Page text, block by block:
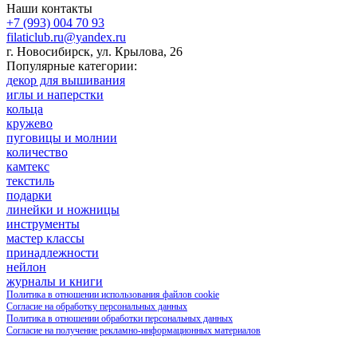
Наши контакты
+7 (993) 004 70 93
filaticlub.ru@yandex.ru
г. Новосибирск, ул. Крылова, 26
Популярные категории:
декор для вышивания
иглы и наперстки
кольца
кружево
пуговицы и молнии
количество
камтекс
текстиль
подарки
линейки и ножницы
инструменты
мастер классы
принадлежности
нейлон
журналы и книги
Политика в отношении использования файлов cookie
Согласие на обработку персональных данных
Политика в отношении обработки персональных данных
Согласие на получение рекламно-информационных материалов